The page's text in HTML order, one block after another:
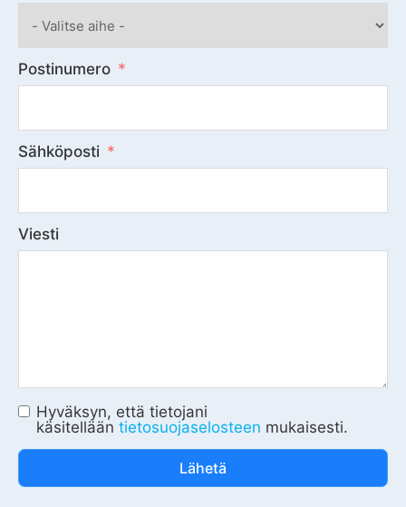
Postinumero
Sähköposti
Viesti
Hyväksyn, että tietojani
käsitellään tietosuojaselosteen mukaisesti.
Lähetä